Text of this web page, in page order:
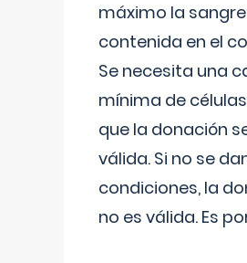
máximo la sangre
contenida en el
Se necesita una
mínima de
que la donación
válida. Si no se
condiciones, la
no es válida. Es